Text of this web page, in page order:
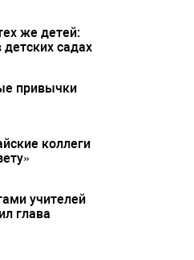
же детей:
детских садах
привычки
коллеги
учителей
глава